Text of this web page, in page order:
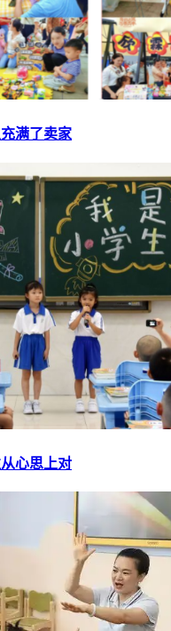
满了卖家
心思上对